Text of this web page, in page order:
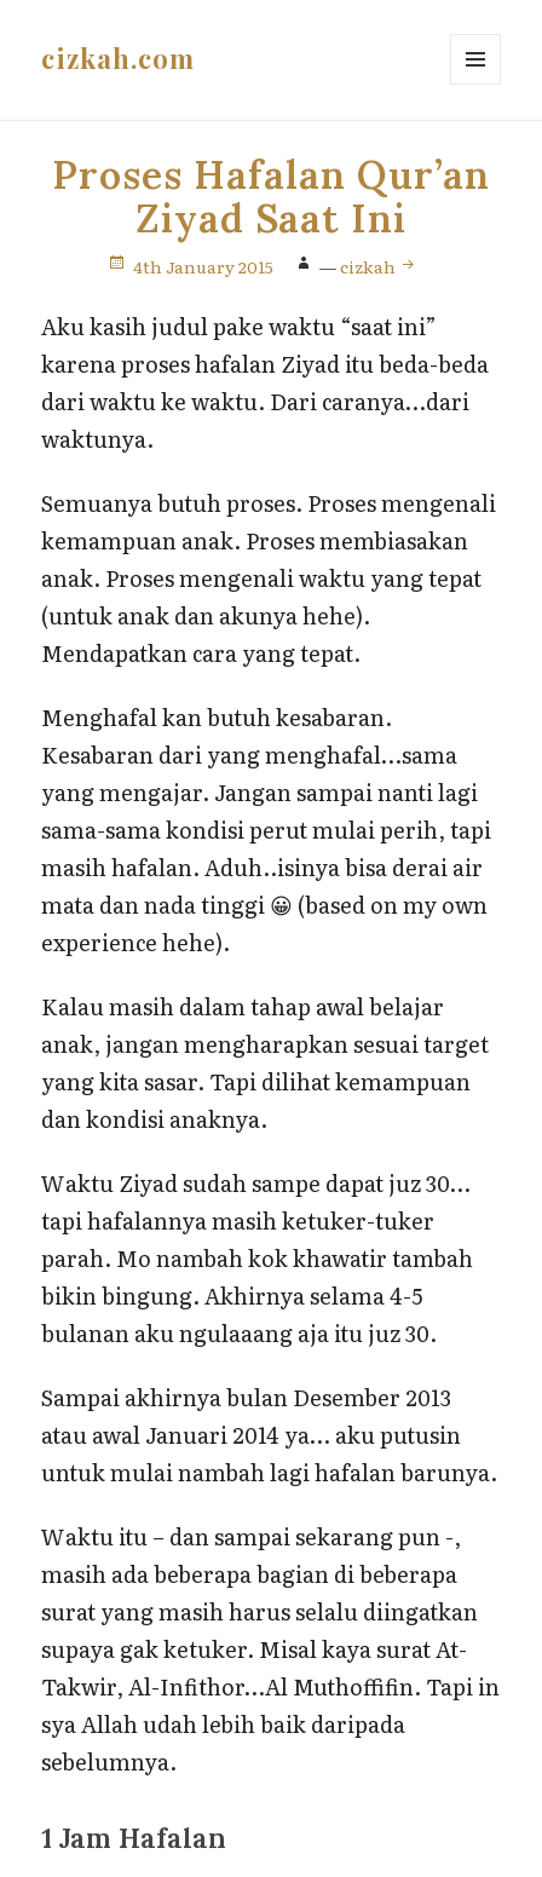
cizkah.com
Proses Hafalan Qur’an
Ziyad Saat Ini
4th January 2015 —cizkah
Aku kasih judul pake waktu “saat ini”
karena proses hafalan Ziyad itu beda-beda
dari waktu ke waktu. Dari caranya…dari
waktunya.
Semuanya butuh proses. Proses mengenali
kemampuan anak. Proses membiasakan
anak. Proses mengenali waktu yang tepat
(untuk anak dan akunya hehe).
Mendapatkan cara yang tepat.
Menghafal kan butuh kesabaran.
Kesabaran dari yang menghafal…sama
yang mengajar. Jangan sampai nanti lagi
sama-sama kondisi perut mulai perih, tapi
masih hafalan. Aduh..isinya bisa derai air
mata dan nada tinggi 😀 (based on my own
experience hehe).
Kalau masih dalam tahap awal belajar
anak, jangan mengharapkan sesuai target
yang kita sasar. Tapi dilihat kemampuan
dan kondisi anaknya.
Waktu Ziyad sudah sampe dapat juz 30…
tapi hafalannya masih ketuker-tuker
parah. Mo nambah kok khawatir tambah
bikin bingung. Akhirnya selama 4-5
bulanan aku ngulaaang aja itu juz 30.
Sampai akhirnya bulan Desember 2013
atau awal Januari 2014 ya… aku putusin
untuk mulai nambah lagi hafalan barunya.
Waktu itu – dan sampai sekarang pun -,
masih ada beberapa bagian di beberapa
surat yang masih harus selalu diingatkan
supaya gak ketuker. Misal kaya surat At-
Takwir, Al-Infithor…Al Muthoffifin. Tapi in
sya Allah udah lebih baik daripada
sebelumnya.
1 Jam Hafalan